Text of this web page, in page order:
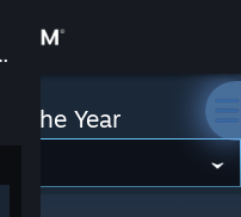
of the Year
the Year